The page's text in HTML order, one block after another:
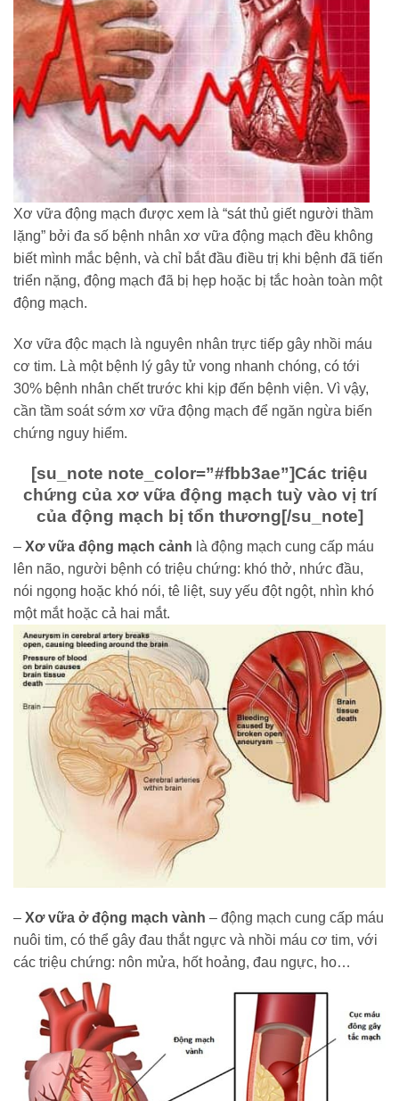
Xơ vữa động mạch được xem là “sát thủ giết người thầm
lặng” bởi đa số bệnh nhân xơ vữa động mạch đều không
biết mình mắc bệnh, và chỉ bắt đầu điều trị khi bệnh đã tiến
triển nặng, động mạch đã bị hẹp hoặc bị tắc hoàn toàn một
động mạch.
Xơ vữa độc mạch là nguyên nhân trực tiếp gây nhồi máu
cơ tim. Là một bệnh lý gây tử vong nhanh chóng, có tới
30% bệnh nhân chết trước khi kịp đến bệnh viện. Vì vậy,
cần tầm soát sớm xơ vữa động mạch để ngăn ngừa biến
chứng nguy hiểm.
[su_note note_color=”#fbb3ae”]Các triệu
chứng của xơ vữa động mạch tuỳ vào vị trí
của động mạch bị tổn thương[/su_note]
– Xơ vữa động mạch cảnh là động mạch cung cấp máu
lên não, người bệnh có triệu chứng: khó thở, nhức đầu,
nói ngọng hoặc khó nói, tê liệt, suy yếu đột ngột, nhìn khó
một mắt hoặc cả hai mắt.
– Xơ vữa ở động mạch vành – động mạch cung cấp máu
nuôi tim, có thể gây đau thắt ngực và nhồi máu cơ tim, với
các triệu chứng: nôn mửa, hốt hoảng, đau ngực, ho…